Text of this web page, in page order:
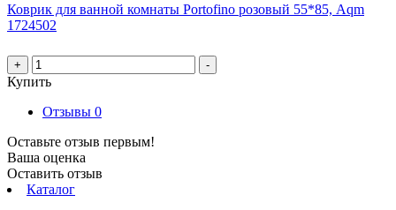
Коврик для ванной комнаты Portofino розовый 55*85, Aqm
1724502
+ -
Купить
Отзывы 0
Оставьте отзыв первым!
Ваша оценка
Оставить отзыв
Каталог